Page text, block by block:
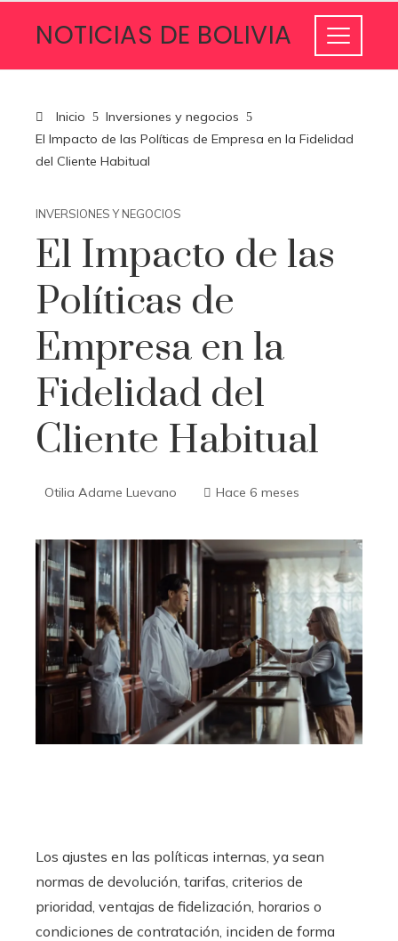
NOTICIAS DE BOLIVIA
Inicio
Inversiones y negocios
El Impacto de las Políticas de Empresa en la Fidelidad
del Cliente Habitual
INVERSIONES Y NEGOCIOS
El Impacto de las
Políticas de
Empresa en la
Fidelidad del
Cliente Habitual
Otilia Adame Luevano Hace 6 meses
Los ajustes en las políticas internas, ya sean
normas de devolución, tarifas, criterios de
prioridad, ventajas de fidelización, horarios o
condiciones de contratación, inciden de forma